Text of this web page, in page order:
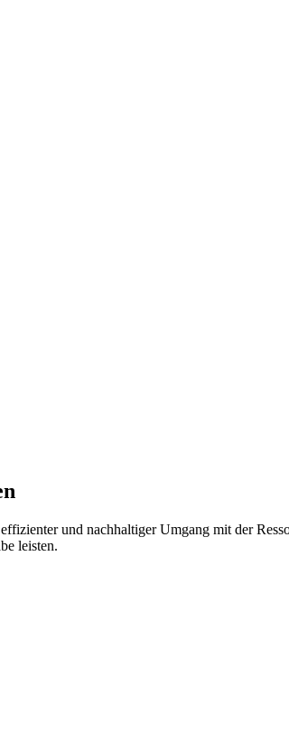
und nachhal­tiger Umgang mit der
leisten.